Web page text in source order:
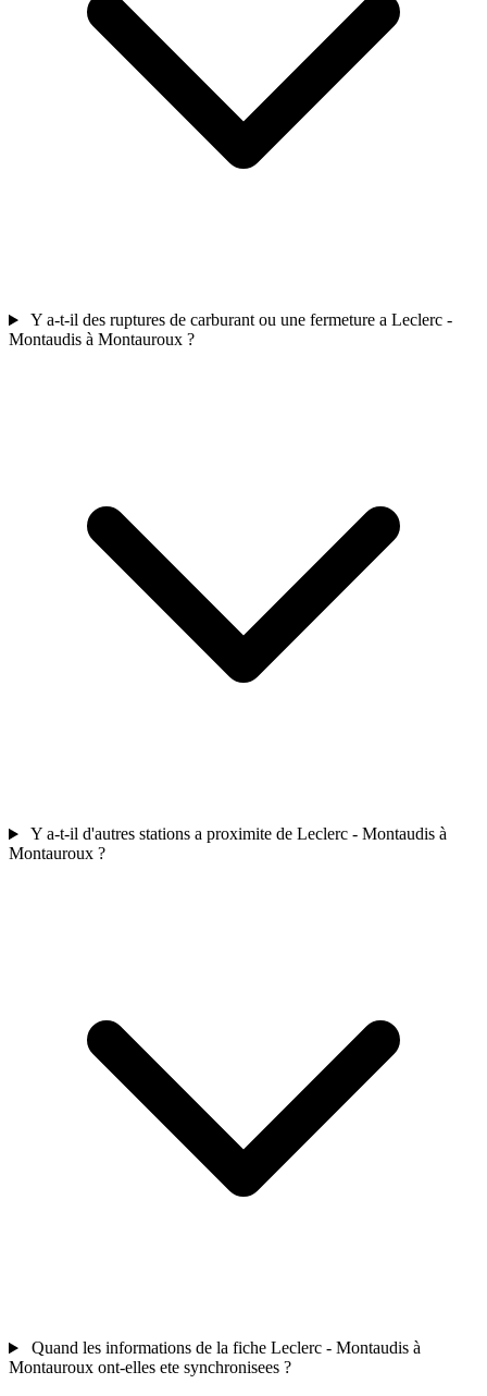
Y a-t-il des ruptures de carburant ou une fermeture a Leclerc -
Montaudis à Montauroux ?
Y a-t-il d'autres stations a proximite de Leclerc - Montaudis à
Montauroux ?
Quand les informations de la fiche Leclerc - Montaudis à
Montauroux ont-elles ete synchronisees ?